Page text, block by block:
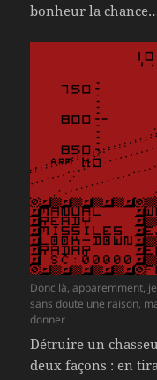
bonheur la
Donc là, apparemment,
sans doute une raison,
donner
Détruire un
deux façons : en